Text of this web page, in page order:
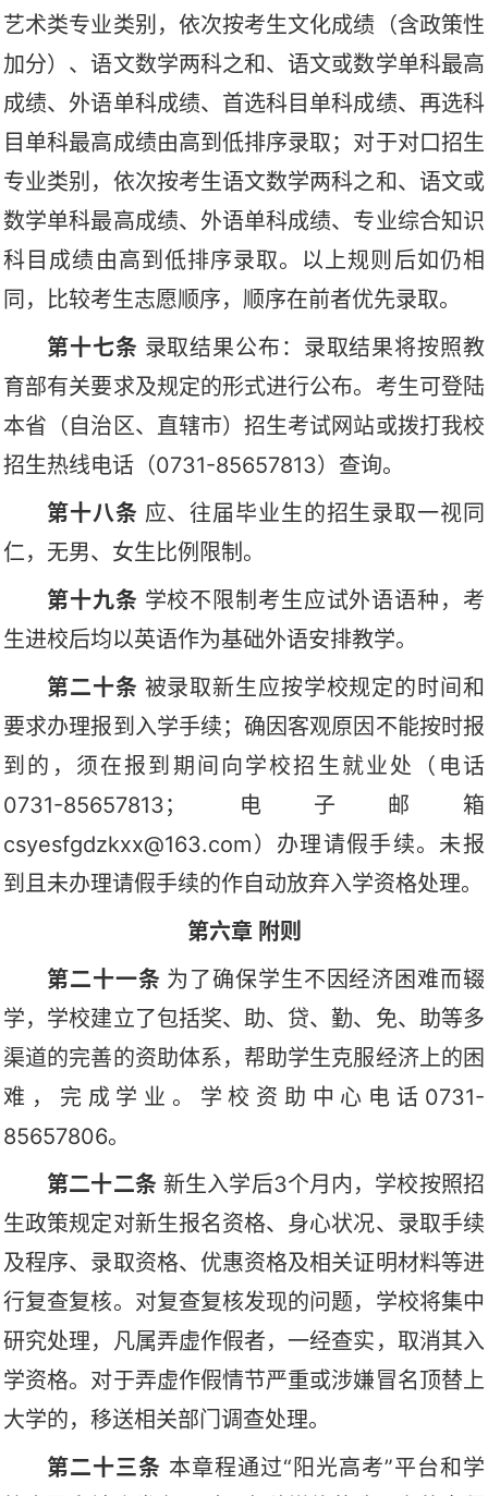
艺术类专业类别，依次按考生文化成绩（含政策性
加分）、语文数学两科之和、语文或数学单科最高
成绩、外语单科成绩、首选科目单科成绩、再选科
目单科最高成绩由高到低排序录取；对于对口招生
专业类别，依次按考生语文数学两科之和、语文或
数学单科最高成绩、外语单科成绩、专业综合知识
科目成绩由高到低排序录取。以上规则后如仍相
同，比较考生志愿顺序，顺序在前者优先录取。
第十七条 录取结果公布：录取结果将按照教
育部有关要求及规定的形式进行公布。考生可登陆
本省（自治区、直辖市）招生考试网站或拨打我校
招生热线电话（0731-85657813）查询。
第十八条 应、往届毕业生的招生录取一视同
仁，无男、女生比例限制。
第十九条 学校不限制考生应试外语语种，考
生进校后均以英语作为基础外语安排教学。
第二十条 被录取新生应按学校规定的时间和
要求办理报到入学手续；确因客观原因不能按时报
到的，须在报到期间向学校招生就业处（电话
0731-85657813；电子邮箱
csyesfgdzkxx@163.com）办理请假手续。未报
到且未办理请假手续的作自动放弃入学资格处理。
第六章 附则
第二十一条 为了确保学生不因经济困难而辍
学，学校建立了包括奖、助、贷、勤、免、助等多
渠道的完善的资助体系，帮助学生克服经济上的困
难，完成学业。学校资助中心电话 0731-
85657806。
第二十二条 新生入学后3个月内，学校按照招
生政策规定对新生报名资格、身心状况、录取手续
及程序、录取资格、优惠资格及相关证明材料等进
行复查复核。对复查复核发现的问题，学校将集中
研究处理，凡属弄虚作假者，一经查实，取消其入
学资格。对于弄虚作假情节严重或涉嫌冒名顶替上
大学的，移送相关部门调查处理。
第二十三条 本章程通过“阳光高考”平台和学